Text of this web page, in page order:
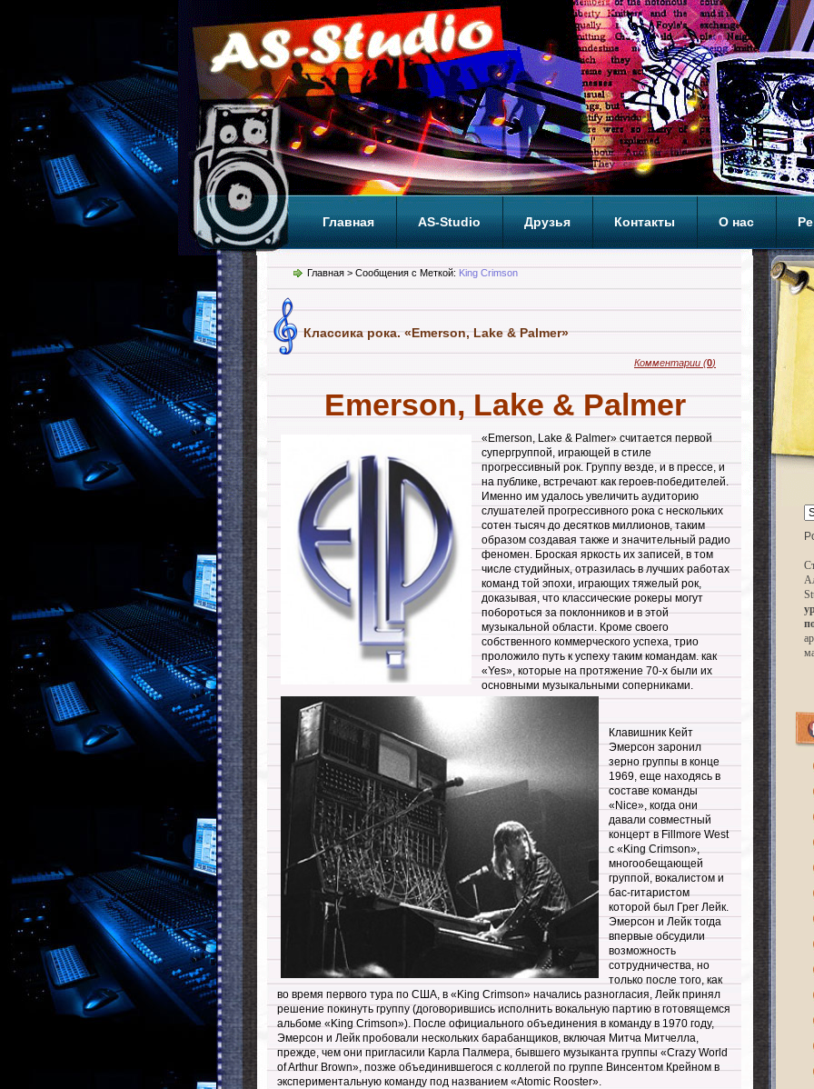
Главная AS-Studio Друзья Контакты О нас
Теги ТОП
Главная > Сообщения с Меткой: King Crimson
Классика рока. «Emerson, Lake & Palmer»
Комментарии (0)
Emerson, Lake & Palmer
«Emerson, Lake & Palmer» считается первой
супергруппой, играющей в стиле
прогрессивный рок. Группу везде, и в прессе, и
на публике, встречают как героев-победителей.
Именно им удалось увеличить аудиторию
слушателей прогрессивного рока с нескольких
сотен тысяч до десятков миллионов, таким
образом создавая также и значительный радио
феномен. Броская яркость их записей, в том
числе студийных, отразилась в лучших работах
команд той эпохи, играющих тяжелый рок,
доказывая, что классические рокеры могут
побороться за поклонников и в этой
музыкальной области. Кроме своего
собственного коммерческого успеха, трио
проложило путь к успеху таким командам. как
«Yes», которые на протяжение 70-х были их
основными музыкальными соперниками.
Клавишник Кейт
Эмерсон заронил
зерно группы в конце
1969, еще находясь в
составе команды
«Nice», когда они
давали совместный
концерт в Fillmore West
с «King Crimson»,
многообещающей
группой, вокалистом и
бас-гитаристом
которой был Грег Лейк.
Эмерсон и Лейк тогда
впервые обсудили
возможность
сотрудничества, но
только после того, как
во время первого тура по США, в «King Crimson» начались разногласия, Лейк принял
решение покинуть группу (договорившись исполнить вокальную партию в готовящемся
альбоме «King Crimson»). После официального объединения в команду в 1970 году,
Эмерсон и Лейк пробовали нескольких барабанщиков, включая Митча Митчелла,
прежде, чем они пригласили Карла Палмера, бывшего музыканта группы «Crazy World
of Arthur Brown», позже объединившегося с коллегой по группе Винсентом Крейном в
экспериментальную команду под названием «Atomic Rooster».